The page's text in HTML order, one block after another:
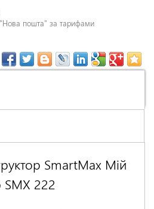
пошта" за тарифами
SmartMax Мій
222
першими